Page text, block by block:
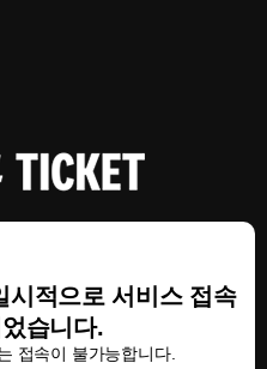
시적으로 서비스 접속
습니다.
접속이 불가능합니다.